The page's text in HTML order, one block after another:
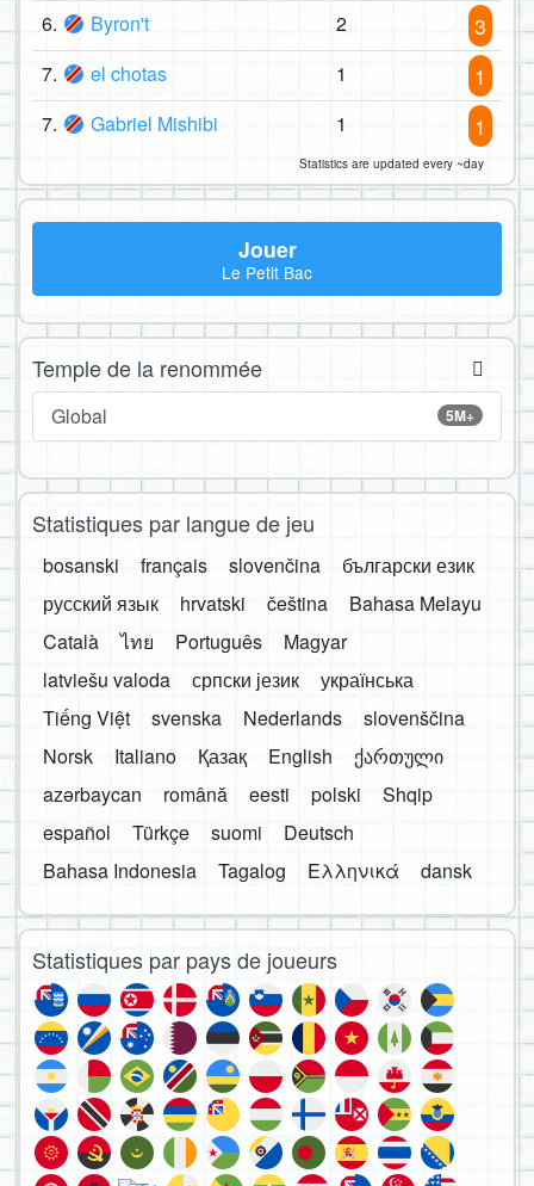
6. Byron't 2 3
7. el chotas 1 1
7. Gabriel Mishibi 1 1
Statistics are updated every ~day
Jouer
Le Petit Bac
Temple de la renommée
5M+
Global
Statistiques par langue de jeu
bosanski français slovenčina
български език
русский язык
hrvatski čeština
Bahasa Melayu
Català
ไทย Português
Magyar
latviešu valoda
српски језик
українська
Tiếng Việt
svenska Nederlands
slovenščina
Norsk
Italiano Қазақ English
ქართული
azərbaycan
română eesti polski
Shqip
español
Türkçe suomi
Deutsch
Bahasa Indonesia
Tagalog Ελληνικά dansk
Statistiques par pays de joueurs